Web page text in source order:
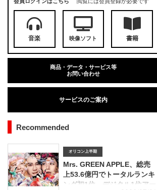
音楽 映像ソフト 書籍
商品・データ・サービス等
お問い合わせ
サービスのご案内
Recommended
オリコン上半期
Mrs. GREEN APPLE、総売
上53.6億円でトータルランキ
ング初1位 デジタル1位アー